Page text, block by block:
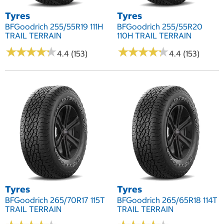
Tyres
BFGoodrich 255/55R19 111H
TRAIL TERRAIN
★★★★★
★★★★★4.4 (153)
Tyres
BFGoodrich 255/55R20
110H TRAIL TERRAIN
★★★★★
★★★★★4.4 (153)
Tyres
BFGoodrich 265/70R17 115T
TRAIL TERRAIN
Tyres
BFGoodrich 265/65R18 114T
TRAIL TERRAIN